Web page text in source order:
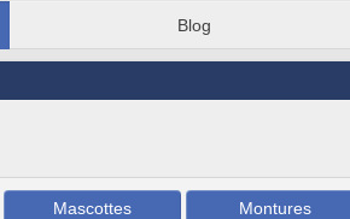
Blog
Mascottes Montures